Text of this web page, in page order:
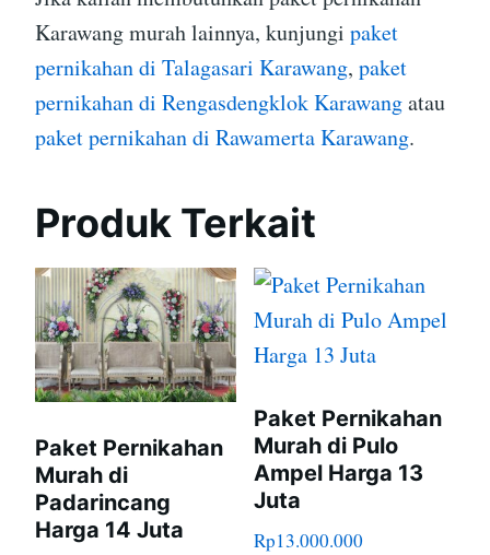
Karawang murah lainnya, kunjungi paket
pernikahan di Talagasari Karawang, paket
pernikahan di Rengasdengklok Karawangatau
paket pernikahan di Rawamerta Karawang.
Produk Terkait
Paket Pernikahan
Murah di
Padarincang
Harga 14 Juta
Paket Pernikahan
Murah di Pulo
Ampel Harga 13
Juta
Rp13.000.000